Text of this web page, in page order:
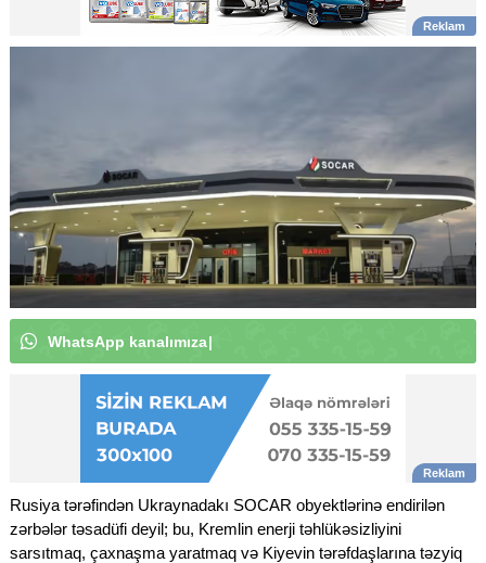
WhatsApp kanalımıza
Rusiya tərəfindən Ukraynadakı SOCAR obyektlərinə endirilən
zərbələr təsadüfi deyil; bu, Kremlin enerji təhlükəsizliyini
sarsıtmaq, çaxnaşma yaratmaq və Kiyevin tərəfdaşlarına təzyiq